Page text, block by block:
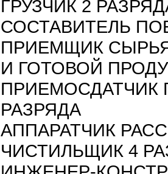
ГРУЗЧИК 2
СОСТАВИТЕЛЬ
ПРИЕМЩИК
И ГОТОВОЙ
ПРИЕМОСДАТЧИК
РАЗРЯДА
АППАРАТЧИК
ЧИСТИЛЬЩИК 4